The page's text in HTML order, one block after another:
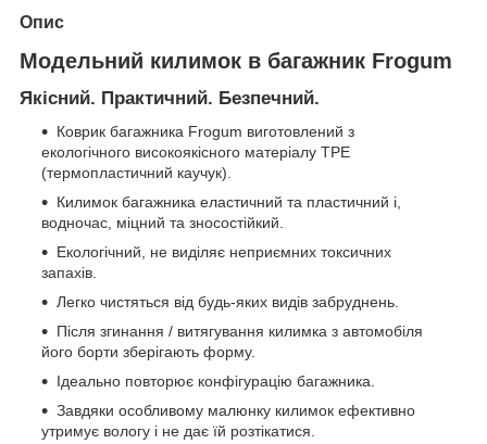
Опис
Модельний килимок в багажник Frogum
Якісний. Практичний. Безпечний.
Коврик багажника Frogum виготовлений з
екологічного високоякісного матеріалу TPE
(термопластичний каучук).
Килимок багажника еластичний та пластичний і,
водночас, міцний та зносостійкий.
Екологічний, не виділяє неприємних токсичних
запахів.
Легко чистяться від будь-яких видів забруднень.
Після згинання / витягування килимка з автомобіля
його борти зберігають форму.
Ідеально повторює конфігурацію багажника.
Завдяки особливому малюнку килимок ефективно
утримує вологу і не дає їй розтікатися.